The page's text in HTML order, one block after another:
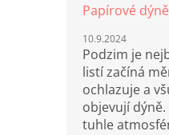
Papírové dýně
10.9.2024
Podzim je
listí začíná
ochlazuje a
objevují
tuhle